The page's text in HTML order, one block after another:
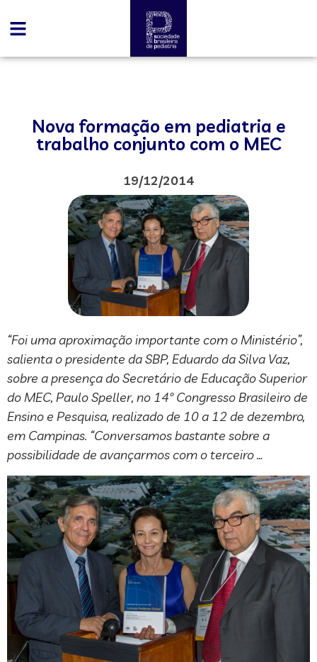
Nova formação em pediatria e
trabalho conjunto com o MEC
19/12/2014
“Foi uma aproximação importante com o Ministério”,
salienta o presidente da SBP, Eduardo da Silva Vaz,
sobre a presença do Secretário de Educação Superior
do MEC, Paulo Speller, no 14º Congresso Brasileiro de
Ensino e Pesquisa, realizado de 10 a 12 de dezembro,
em Campinas. “Conversamos bastante sobre a
possibilidade de avançarmos com o terceiro …